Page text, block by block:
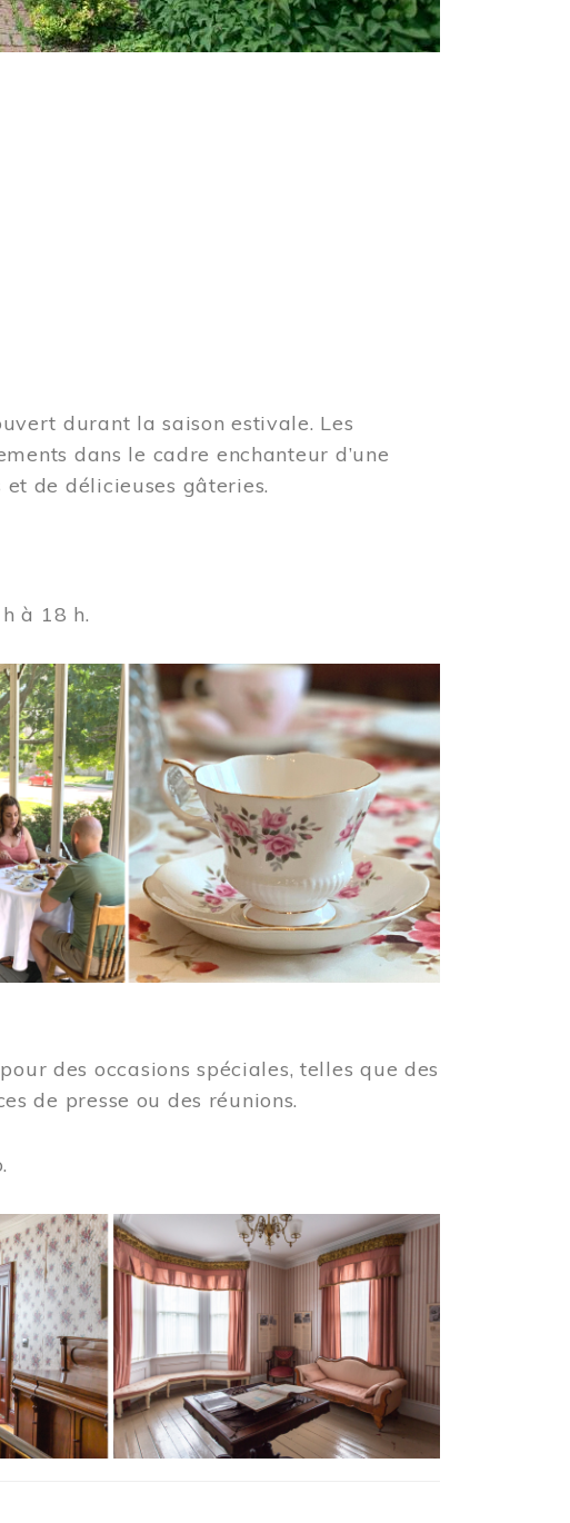
durant la saison estivale. Les
dans le cadre enchanteur d’une
de délicieuses gâteries.
à 18 h.
des occasions spéciales, telles que des
de presse ou des réunions.